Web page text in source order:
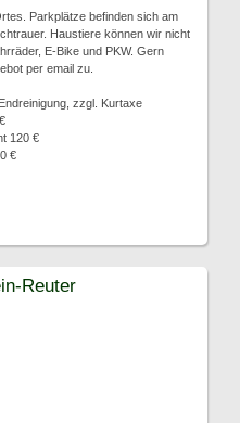
Parkplätze befinden sich am
Haustiere können wir nicht
E-Bike und PKW. Gern
per email zu.
zzgl. Kurtaxe
120 €
€
Reuter